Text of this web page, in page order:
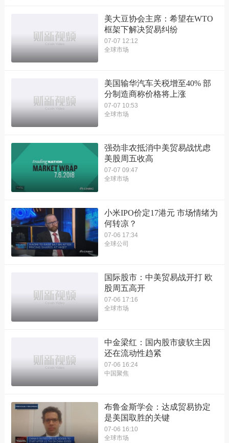
美大豆协会主席：希望在WTO
框架下解决贸易纠纷
07-07 12:12
全球市场
美国输华汽车关税增至40% 部
分制造商称价格将上涨
07-07 10:53
全球市场
强劲非农抵消中美贸易战忧虑
美股周五收高
07-07 09:47
全球市场
小米IPO价定17港元 市场情绪为
何转凉？
07-06 17:34
全球公司
国际股市：中美贸易战开打 欧
股周五高开
07-06 17:16
全球市场
中金梁红：国内股市疲软主因
还在流动性趋紧
07-06 16:24
中国聚焦
布鲁金斯学会：达成贸易协定
是美国取胜的关键
07-06 16:10
全球市场